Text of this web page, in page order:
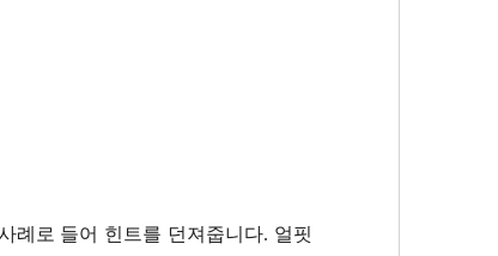
례로 들어 힌트를 던져줍니다. 얼핏